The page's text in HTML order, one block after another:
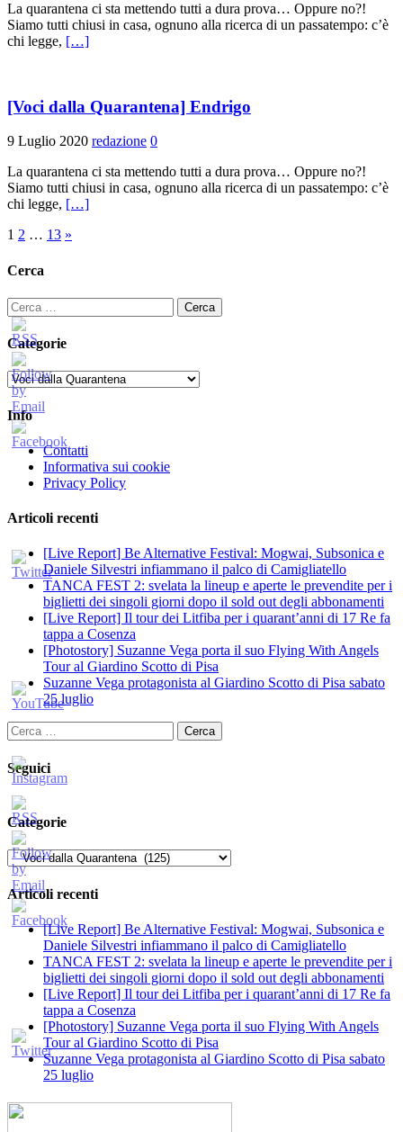
La quarantena ci sta mettendo tutti a dura prova… Oppure no?!
Siamo tutti chiusi in casa, ognuno alla ricerca di un passatempo: c’è
chi legge, […]
[Voci dalla Quarantena] Endrigo
9 Luglio 2020 redazione 0
La quarantena ci sta mettendo tutti a dura prova… Oppure no?!
Siamo tutti chiusi in casa, ognuno alla ricerca di un passatempo: c’è
chi legge, […]
Paginazione
degli
1 2 … 13 »
Cerca
Ricerca
per:
Categorie
Categorie
Info
Contatti
Informativa sui cookie
Privacy Policy
Articoli recenti
[Live Report] Be Alternative Festival: Mogwai, Subsonica e
Daniele Silvestri infiammano il palco di Camigliatello
TANCA FEST 2: svelata la lineup e aperte le prevendite per i
biglietti dei singoli giorni dopo il sold out degli abbonamenti
[Live Report] Il tour dei Litfiba per i quarant’anni di 17 Re fa
tappa a Cosenza
[Photostory] Suzanne Vega porta il suo Flying With Angels
Tour al Giardino Scotto di Pisa
Suzanne Vega protagonista al Giardino Scotto di Pisa sabato
25 luglio
Ricerca
per:
Seguici
Categorie
Categorie
Articoli recenti
[Live Report] Be Alternative Festival: Mogwai, Subsonica e
Daniele Silvestri infiammano il palco di Camigliatello
TANCA FEST 2: svelata la lineup e aperte le prevendite per i
biglietti dei singoli giorni dopo il sold out degli abbonamenti
[Live Report] Il tour dei Litfiba per i quarant’anni di 17 Re fa
tappa a Cosenza
[Photostory] Suzanne Vega porta il suo Flying With Angels
Tour al Giardino Scotto di Pisa
Suzanne Vega protagonista al Giardino Scotto di Pisa sabato
25 luglio